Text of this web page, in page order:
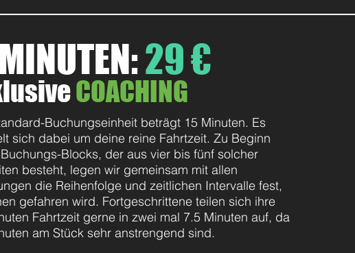
COACHING
29 €
Buchungseinheit beträgt 15 Minuten. Es
sich dabei um deine reine Fahrtzeit. Zu Beginn
Blocks, der aus vier bis fünf solcher
besteht, legen wir gemeinsam mit allen
die Reihenfolge und zeitlichen Intervalle fest,
gefahren wird. Fortgeschrittene teilen sich ihre
Fahrtzeit gerne in zwei mal 7.5 Minuten auf, da
am Stück sehr anstrengend sind.